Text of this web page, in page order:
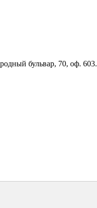
бульвар, 70, оф. 603.